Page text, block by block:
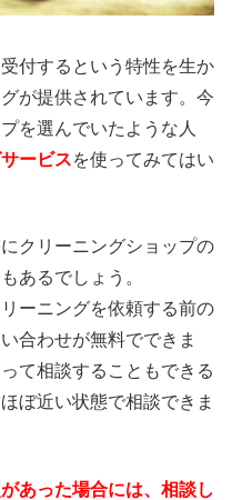
付するという特性を生か
が提供されています。今
を選んでいたような人
ービスを使ってみてはい
クリーニングショップの
あるでしょう。
ーニングを依頼する前の
合わせが無料でできま
て相談することもできる
ぼ近い状態で相談できま
あった場合には、相談し